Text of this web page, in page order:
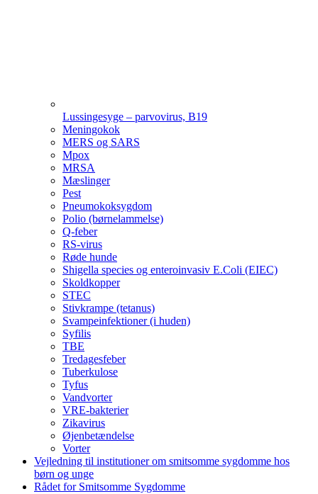
Lussingesyge – parvovirus, B19
Meningokok
MERS og SARS
Mpox
MRSA
Mæslinger
Pest
Pneumokoksygdom
Polio (børnelammelse)
Q-feber
RS-virus
Røde hunde
Shigella species og enteroinvasiv E.Coli (EIEC)
Skoldkopper
STEC
Stivkrampe (tetanus)
Svampeinfektioner (i huden)
Syfilis
TBE
Tredagesfeber
Tuberkulose
Tyfus
Vandvorter
VRE-bakterier
Zikavirus
Øjenbetændelse
Vorter
Vejledning til institutioner om smitsomme sygdomme hos
børn og unge
Rådet for Smitsomme Sygdomme